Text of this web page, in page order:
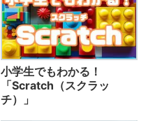
小学生でもわかる！
「Scratch（スクラッ
チ）」